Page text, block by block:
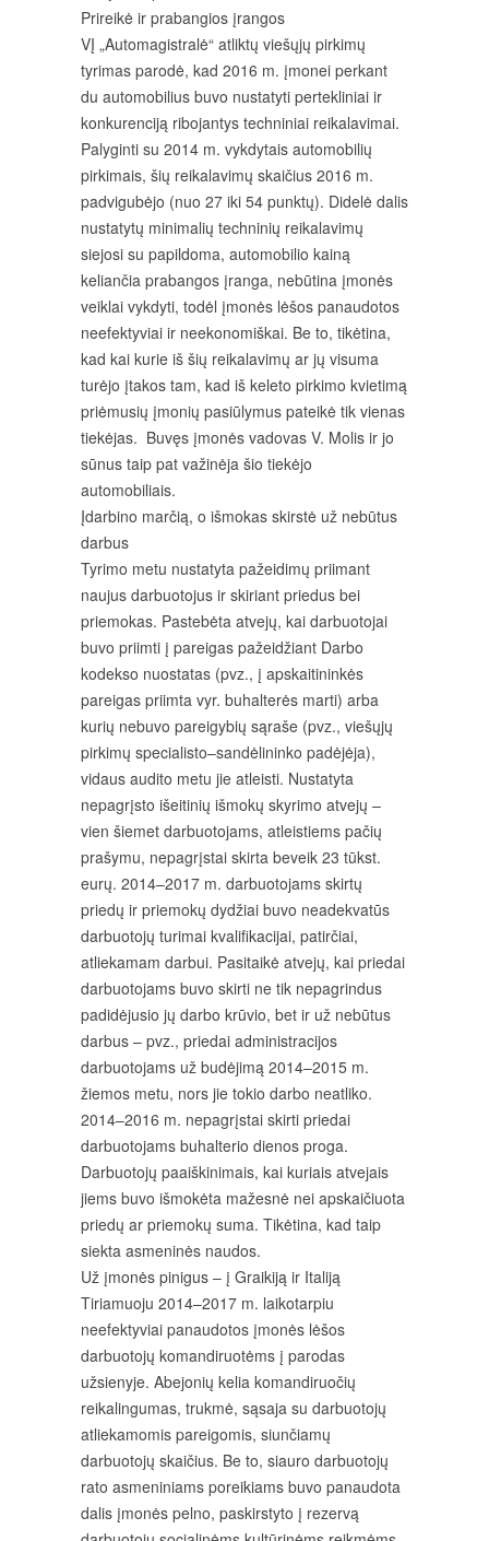
Prireikė ir prabangios įrangos
VĮ „Automagistralė“ atliktų viešųjų pirkimų
tyrimas parodė, kad 2016 m. įmonei perkant
du automobilius buvo nustatyti pertekliniai ir
konkurenciją ribojantys techniniai reikalavimai.
Palyginti su 2014 m. vykdytais automobilių
pirkimais, šių reikalavimų skaičius 2016 m.
padvigubėjo (nuo 27 iki 54 punktų). Didelė dalis
nustatytų minimalių techninių reikalavimų
siejosi su papildoma, automobilio kainą
keliančia prabangos įranga, nebūtina įmonės
veiklai vykdyti, todėl įmonės lėšos panaudotos
neefektyviai ir neekonomiškai. Be to, tikėtina,
kad kai kurie iš šių reikalavimų ar jų visuma
turėjo įtakos tam, kad iš keleto pirkimo kvietimą
priėmusių įmonių pasiūlymus pateikė tik vienas
tiekėjas. Buvęs įmonės vadovas V. Molis ir jo
sūnus taip pat važinėja šio tiekėjo
automobiliais.
Įdarbino marčią, o išmokas skirstė už nebūtus
darbus
Tyrimo metu nustatyta pažeidimų priimant
naujus darbuotojus ir skiriant priedus bei
priemokas. Pastebėta atvejų, kai darbuotojai
buvo priimti į pareigas pažeidžiant Darbo
kodekso nuostatas (pvz., į apskaitininkės
pareigas priimta vyr. buhalterės marti) arba
kurių nebuvo pareigybių sąraše (pvz., viešųjų
pirkimų specialisto–sandėlininko padėjėja),
vidaus audito metu jie atleisti. Nustatyta
nepagrįsto išeitinių išmokų skyrimo atvejų –
vien šiemet darbuotojams, atleistiems pačių
prašymu, nepagrįstai skirta beveik 23 tūkst.
eurų. 2014–2017 m. darbuotojams skirtų
priedų ir priemokų dydžiai buvo neadekvatūs
darbuotojų turimai kvalifikacijai, patirčiai,
atliekamam darbui. Pasitaikė atvejų, kai priedai
darbuotojams buvo skirti ne tik nepagrindus
padidėjusio jų darbo krūvio, bet ir už nebūtus
darbus – pvz., priedai administracijos
darbuotojams už budėjimą 2014–2015 m.
žiemos metu, nors jie tokio darbo neatliko.
2014–2016 m. nepagrįstai skirti priedai
darbuotojams buhalterio dienos proga.
Darbuotojų paaiškinimais, kai kuriais atvejais
jiems buvo išmokėta mažesnė nei apskaičiuota
priedų ar priemokų suma. Tikėtina, kad taip
siekta asmeninės naudos.
Už įmonės pinigus – į Graikiją ir Italiją
Tiriamuoju 2014–2017 m. laikotarpiu
neefektyviai panaudotos įmonės lėšos
darbuotojų komandiruotėms į parodas
užsienyje. Abejonių kelia komandiruočių
reikalingumas, trukmė, sąsaja su darbuotojų
atliekamomis pareigomis, siunčiamų
darbuotojų skaičius. Be to, siauro darbuotojų
rato asmeniniams poreikiams buvo panaudota
dalis įmonės pelno, paskirstyto į rezervą